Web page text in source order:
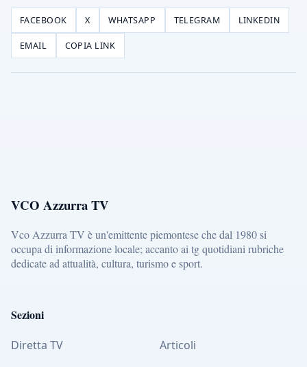
FACEBOOK X WHATSAPP TELEGRAM LINKEDIN
EMAIL COPIA LINK
VCO Azzurra TV
Vco Azzurra TV è un'emittente piemontese che dal 1980 si
occupa di informazione locale; accanto ai tg quotidiani rubriche
dedicate ad attualità, cultura, turismo e sport.
Sezioni
Diretta TV
Articoli